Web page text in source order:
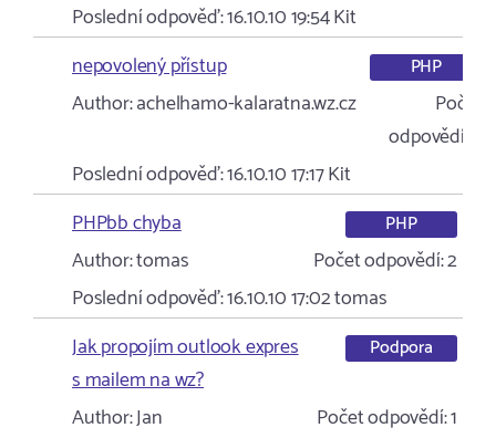
Poslední odpověď:16.10.10 19:54Kit
nepovolený přístup
PHP
Author:achelhamo-kalaratna.wz.cz
Počet
odpovědí:
Poslední odpověď:16.10.10 17:17Kit
PHPbb chyba
PHP
Author:tomas Počet odpovědí:2
Poslední odpověď:16.10.10 17:02tomas
Jak propojím outlook expres
s mailem na wz?
Podpora
Author:Jan Počet odpovědí:1